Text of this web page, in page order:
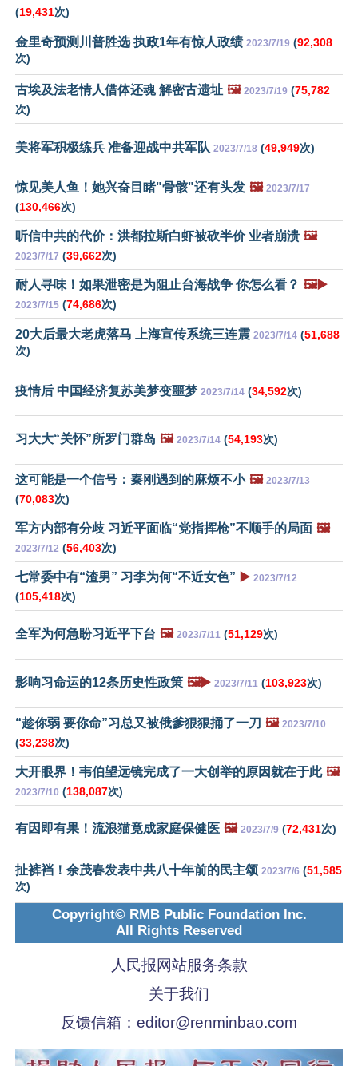
(19,431次)
金里奇预测川普胜选 执政1年有惊人政绩 2023/7/19 (92,308
次)
古埃及法老情人借体还魂 解密古遗址 🖼️ 2023/7/19 (75,782
次)
美将军积极练兵 准备迎战中共军队 2023/7/18 (49,949次)
惊见美人鱼！她兴奋目睹"骨骸"还有头发 🖼️ 2023/7/17
(130,466次)
听信中共的代价：洪都拉斯白虾被砍半价 业者崩溃 🖼️
2023/7/17 (39,662次)
耐人寻味！如果泄密是为阻止台海战争 你怎么看？ 🖼️▶️
2023/7/15 (74,686次)
20大后最大老虎落马 上海宣传系统三连震 2023/7/14 (51,688
次)
疫情后 中国经济复苏美梦变噩梦 2023/7/14 (34,592次)
习大大“关怀”所罗门群岛 🖼️ 2023/7/14 (54,193次)
这可能是一个信号：秦刚遇到的麻烦不小 🖼️ 2023/7/13
(70,083次)
军方内部有分歧 习近平面临“党指挥枪”不顺手的局面 🖼️
2023/7/12 (56,403次)
七常委中有“渣男” 习李为何“不近女色” ▶️ 2023/7/12
(105,418次)
全军为何急盼习近平下台 🖼️ 2023/7/11 (51,129次)
影响习命运的12条历史性政策 🖼️▶️ 2023/7/11 (103,923次)
“趁你弱 要你命”习总又被俄爹狠狠捅了一刀 🖼️ 2023/7/10
(33,238次)
大开眼界！韦伯望远镜完成了一大创举的原因就在于此 🖼️
2023/7/10 (138,087次)
有因即有果！流浪猫竟成家庭保健医 🖼️ 2023/7/9 (72,431次)
扯裤裆！余茂春发表中共八十年前的民主颂 2023/7/6 (51,585
次)
Copyright© RMB Public Foundation Inc.
All Rights Reserved
人民报网站服务条款
关于我们
反馈信箱： editor@renminbao.com